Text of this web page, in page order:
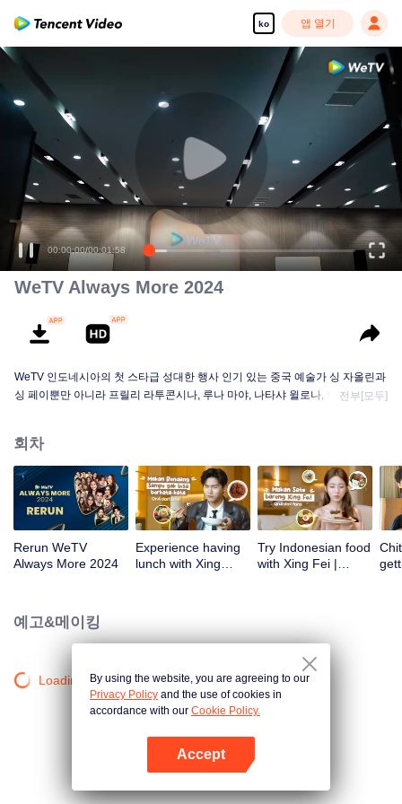
ko 앱 열기
고화질 콘텐츠를 끊김 없이 즐기세요
00:00:00/00:01:58
WeTV Always More 2024
WeTV 인도네시아의 첫 스타급 성대한 행사 인기 있는 중국 예술가 싱 자올린과
싱 페이뿐만 아니라 프릴리 라투콘시나, 루나 마야, 나타샤 윌로나, 앙가 유난다,
아는 내년에 방송될 위TV 오리지널 시리즈도 발표했다.
전부[모두]
회차
Rerun WeTV
Always More 2024
Experience having
lunch with Xing
Try Indonesian food
with Xing Fei |
예고&메이킹
Loading…By using the website, you are agreeing to our
Privacy Policy and the use of cookies in
accordance with our Cookie Policy.
Accept